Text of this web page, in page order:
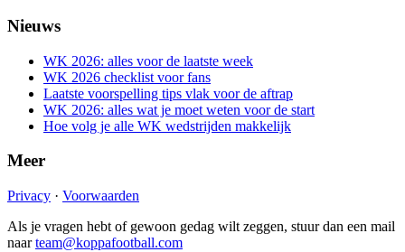
Nieuws
WK 2026: alles voor de laatste week
WK 2026 checklist voor fans
Laatste voorspelling tips vlak voor de aftrap
WK 2026: alles wat je moet weten voor de start
Hoe volg je alle WK wedstrijden makkelijk
Meer
Privacy · Voorwaarden
Als je vragen hebt of gewoon gedag wilt zeggen, stuur dan een mail
naarteam@koppafootball.com